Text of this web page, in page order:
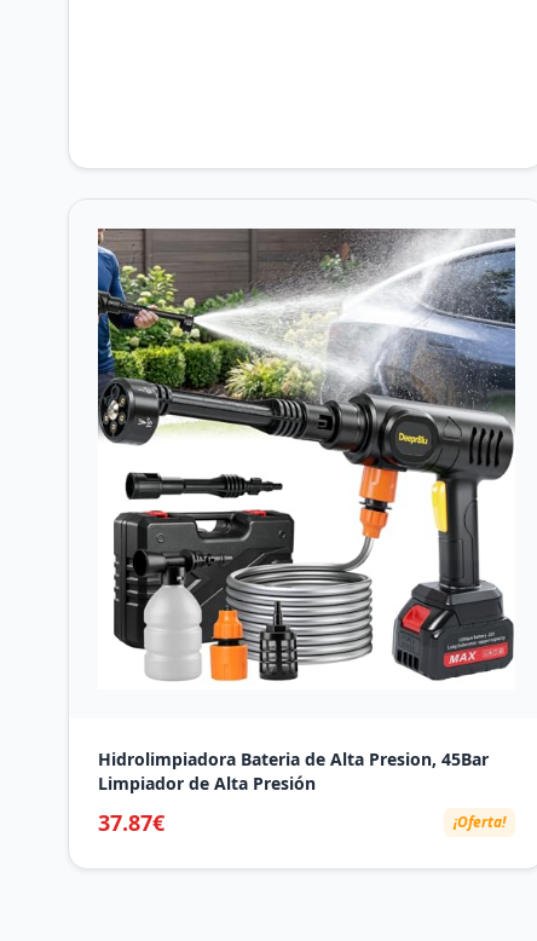
Hidrolimpiadora Bateria de Alta Presion, 45Bar
Limpiador de Alta Presión
37.87€ ¡Oferta!